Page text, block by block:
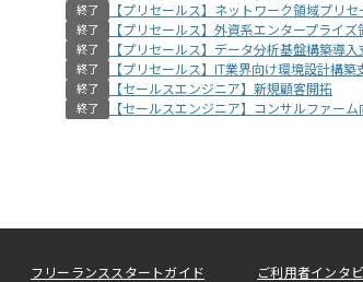
終了 【プリセールス】ネットワーク領域プリセ
終了 【プリセールス】外資系エンタープライズ
終了 【プリセールス】データ分析基盤構築導入
終了 【プリセールス】IT業界向け環境設計構築
終了 【セールスエンジニア】新規顧客開拓
終了 【セールスエンジニア】コンサルファー
フリーランススタートガイド ご利用者インタ